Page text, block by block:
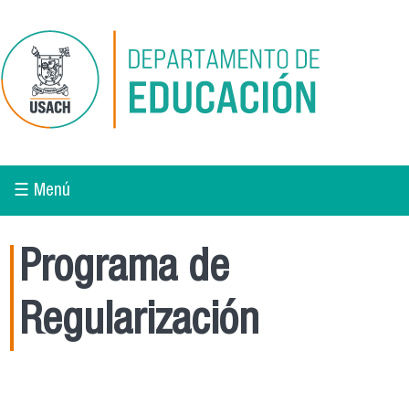
☰ Menú
Programa de
Regularización